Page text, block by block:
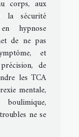
corps, aux
la sécurité
hypnose
de ne pas
et
de
les TCA
mentale,
ne se